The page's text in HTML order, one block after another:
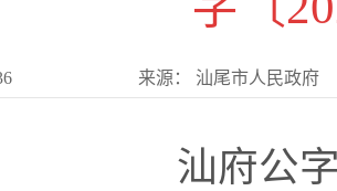
来源： 汕尾市人民政府
汕府公